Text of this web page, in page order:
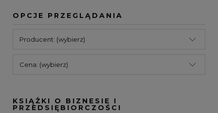
OPCJE PRZEGLĄDANIA
Producent: (wybierz)
Cena: (wybierz)
KSIĄŻKI O BIZNESIE I
PRZEDSIĘBIORCZOŚCI